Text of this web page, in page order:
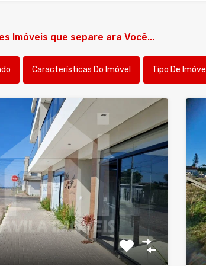
Imóveis que separe ara Você...
Características Do Imóvel Tipo De Imóvel